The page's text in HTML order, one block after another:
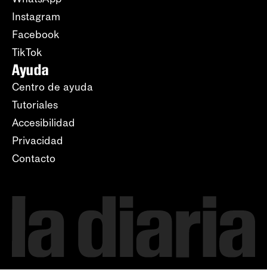
Instagram
Facebook
TikTok
Ayuda
Centro de ayuda
Tutoriales
Accesibilidad
Privacidad
Contacto